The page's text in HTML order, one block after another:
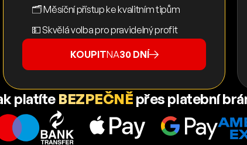
🗂️ Měsíční přístup ke kvalitním tipům
💵 Skvělá volba pro pravidelný profit
KOUPITNA30 DNÍ
platíte BEZPEČNĚ přes platební